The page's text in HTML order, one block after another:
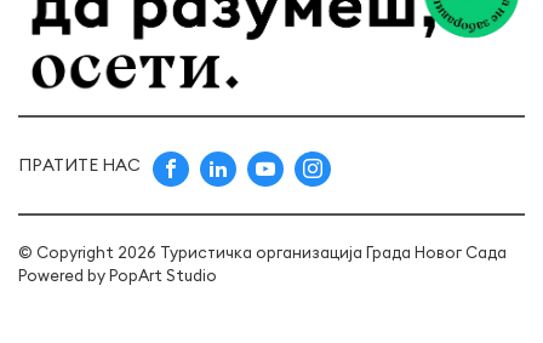
ПРАТИТЕ НАС
© Copyright 2026 Туристичка организација Града Новог Сада
Powered byPopArt Studio